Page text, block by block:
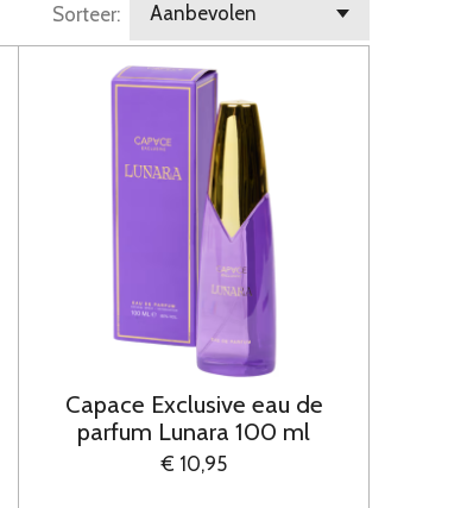
Sorteer:
Capace Exclusive eau de
parfum Lunara 100 ml
€ 10,95